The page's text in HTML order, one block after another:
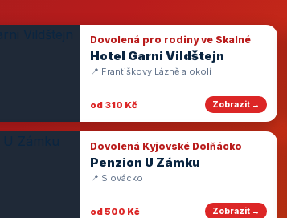
Dovolená pro rodiny ve Skalné
Hotel Garni Vildštejn
📍 Františkovy Lázně a okolí
od 310 Kč Zobrazit →
Dovolená Kyjovské Dolňácko
Penzion U Zámku
📍 Slovácko
od 500 Kč Zobrazit →